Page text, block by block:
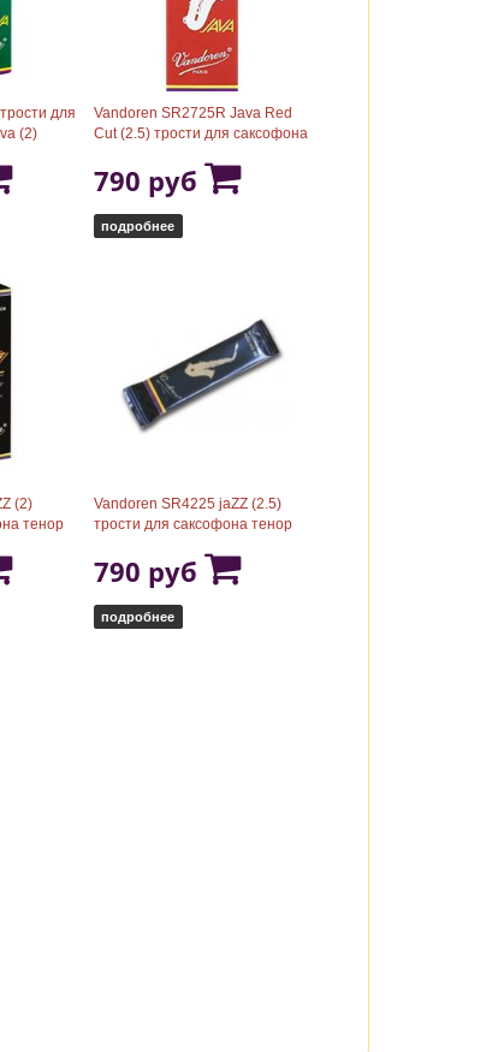
для
(2)
Vandoren SR2725R Java Red
Cut (2.5) трости для саксофона
790 руб
подробнее
(2)
тенор
Vandoren SR4225 jaZZ (2.5)
трости для саксофона тенор
790 руб
подробнее